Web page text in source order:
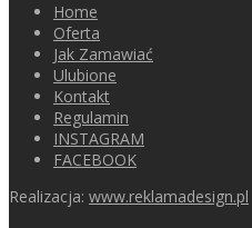
Home
Oferta
Jak Zamawiać
Ulubione
Kontakt
Regulamin
INSTAGRAM
FACEBOOK
Realizacja: www.reklamadesign.pl